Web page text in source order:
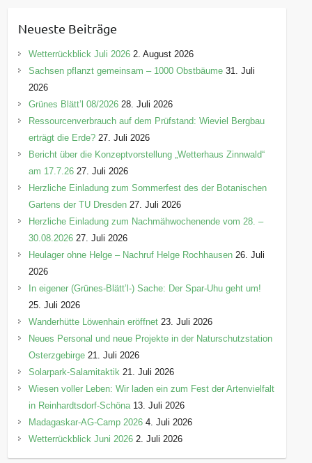
g
o
r
e
n
Neueste Beiträge
Wetterrückblick Juli 2026 2. August 2026
Sachsen pflanzt gemeinsam – 1000 Obstbäume 31. Juli
2026
Grünes Blätt’l 08/2026 28. Juli 2026
Ressourcenverbrauch auf dem Prüfstand: Wieviel Bergbau
erträgt die Erde? 27. Juli 2026
Bericht über die Konzeptvorstellung „Wetterhaus Zinnwald“
am 17.7.26 27. Juli 2026
Herzliche Einladung zum Sommerfest des der Botanischen
Gartens der TU Dresden 27. Juli 2026
Herzliche Einladung zum Nachmähwochenende vom 28. –
30.08.2026 27. Juli 2026
Heulager ohne Helge – Nachruf Helge Rochhausen 26. Juli
2026
In eigener (Grünes-Blätt’l-) Sache: Der Spar-Uhu geht um!
25. Juli 2026
Wanderhütte Löwenhain eröffnet 23. Juli 2026
Neues Personal und neue Projekte in der Naturschutzstation
Osterzgebirge 21. Juli 2026
Solarpark-Salamitaktik 21. Juli 2026
Wiesen voller Leben: Wir laden ein zum Fest der Artenvielfalt
in Reinhardtsdorf-Schöna 13. Juli 2026
Madagaskar-AG-Camp 2026 4. Juli 2026
Wetterrückblick Juni 2026 2. Juli 2026